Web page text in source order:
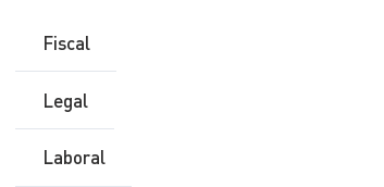
Fiscal
Legal
Laboral